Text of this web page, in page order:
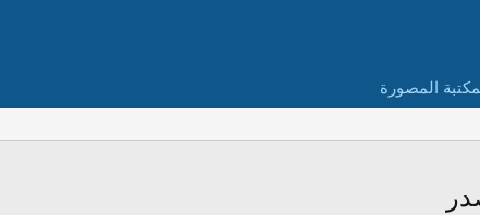
المصورة